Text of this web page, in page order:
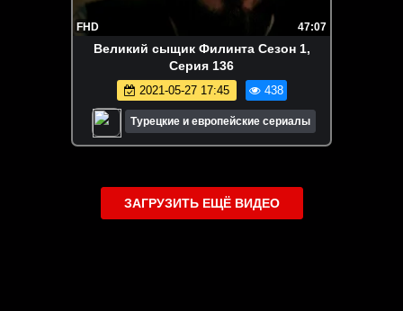
FHD 47:07
Великий сыщик Филинта Сезон 1,
Серия 136
2021-05-27 17:45 438
Турецкие и европейские сериалы
ЗАГРУЗИТЬ ЕЩЁ ВИДЕО